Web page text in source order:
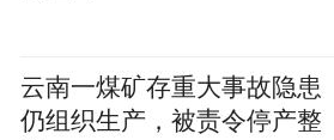
云南一煤矿存重大事故隐患
仍组织生产，被责令停产整